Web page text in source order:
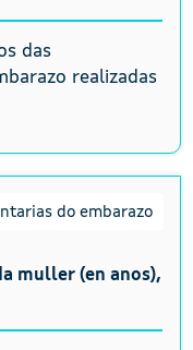
das
realizadas
do embarazo
muller (en anos),